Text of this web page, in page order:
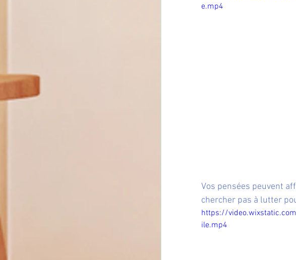
e.mp4
Vos pensées peuvent
chercher pas à lutter
https://
ile.mp4